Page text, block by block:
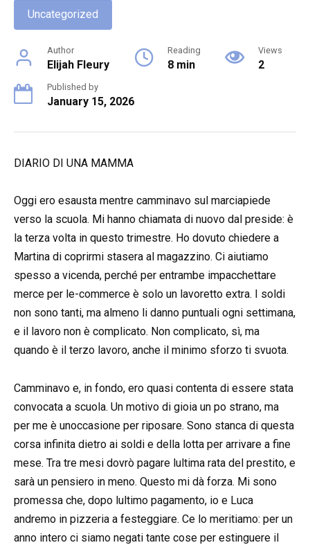
Uncategorized
Author
Elijah Fleury
Reading
8 min
Views
2
Published by
January 15, 2026
DIARIO DI UNA MAMMA
Oggi ero esausta mentre camminavo sul marciapiede
verso la scuola. Mi hanno chiamata di nuovo dal preside: è
la terza volta in questo trimestre. Ho dovuto chiedere a
Martina di coprirmi stasera al magazzino. Ci aiutiamo
spesso a vicenda, perché per entrambe impacchettare
merce per le-commerce è solo un lavoretto extra. I soldi
non sono tanti, ma almeno li danno puntuali ogni settimana,
e il lavoro non è complicato. Non complicato, sì, ma
quando è il terzo lavoro, anche il minimo sforzo ti svuota.
Camminavo e, in fondo, ero quasi contenta di essere stata
convocata a scuola. Un motivo di gioia un po strano, ma
per me è unoccasione per riposare. Sono stanca di questa
corsa infinita dietro ai soldi e della lotta per arrivare a fine
mese. Tra tre mesi dovrò pagare lultima rata del prestito, e
sarà un pensiero in meno. Questo mi dà forza. Mi sono
promessa che, dopo lultimo pagamento, io e Luca
andremo in pizzeria a festeggiare. Ce lo meritiamo: per un
anno intero ci siamo negati tante cose per estinguere il